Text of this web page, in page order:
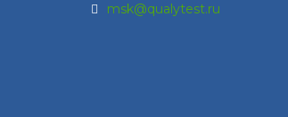
msk@qualytest.ru